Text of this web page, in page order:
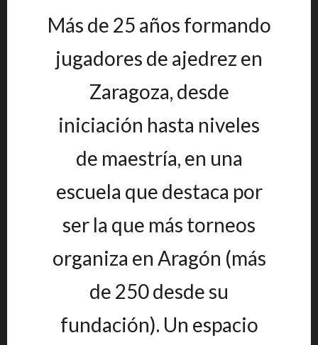
Más de 25 años formando
jugadores de ajedrez en
Zaragoza, desde
iniciación hasta niveles
de maestría, en una
escuela que destaca por
ser la que más torneos
organiza en Aragón (más
de 250 desde su
fundación). Un espacio